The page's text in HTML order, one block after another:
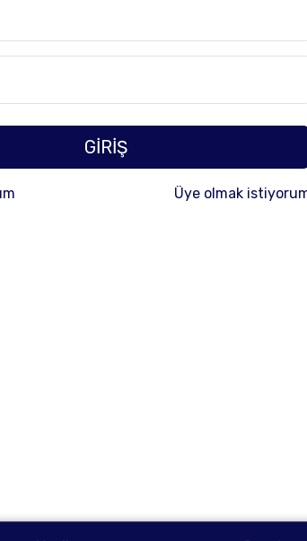
GİRİŞ
Üye olmak